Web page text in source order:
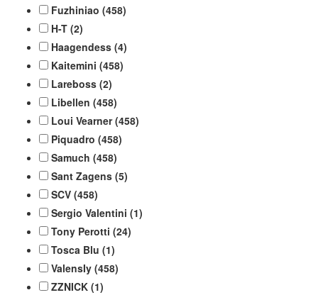
Fuzhiniao (458)
H-T (2)
Haagendess (4)
Kaitemini (458)
Lareboss (2)
Libellen (458)
Loui Vearner (458)
Piquadro (458)
Samuch (458)
Sant Zagens (5)
SCV (458)
Sergio Valentini (1)
Tony Perotti (24)
Tosca Blu (1)
ValensIy (458)
ZZNICK (1)